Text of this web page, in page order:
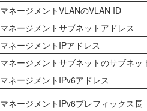
マネージメントVLANのVLAN ID
マネージメントサブネットアドレス
マネージメントIPアドレス
マネージメントサブネットのサブネッ
マネージメントIPv6アドレス
マネージメントIPv6プレフィックス長